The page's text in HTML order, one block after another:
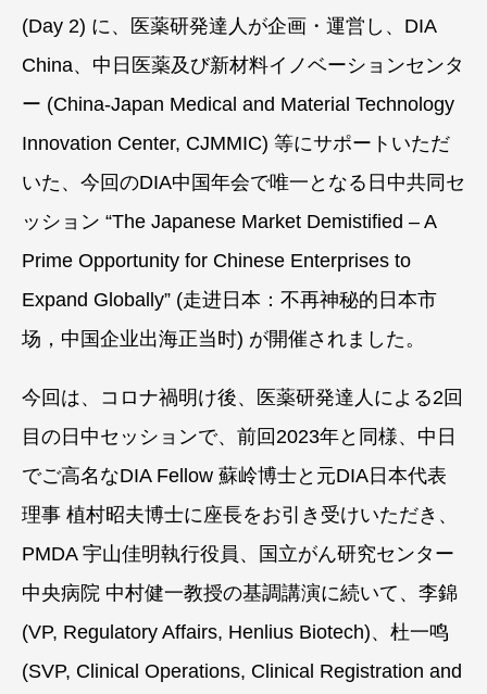
(Day 2) に、医薬研発達人が企画・運営し、DIA
China、中日医薬及び新材料イノベーションセンタ
ー (China-Japan Medical and Material Technology
Innovation Center, CJMMIC) 等にサポートいただ
いた、今回のDIA中国年会で唯⼀となる日中共同セ
ッション “The Japanese Market Demistified – A
Prime Opportunity for Chinese Enterprises to
Expand Globally” (走进日本：不再神秘的日本市
场，中国企业出海正当时) が開催されました。
今回は、コロナ禍明け後、医薬研発達人による2回
目の日中セッションで、前回2023年と同様、中日
でご高名なDIA Fellow 蘇岭博士と元DIA日本代表
理事 植村昭夫博士に座長をお引き受けいただき、
PMDA 宇山佳明執行役員、国立がん研究センター
中央病院 中村健一教授の基調講演に続いて、李錦
(VP, Regulatory Affairs, Henlius Biotech)、杜一鸣
(SVP, Clinical Operations, Clinical Registration and